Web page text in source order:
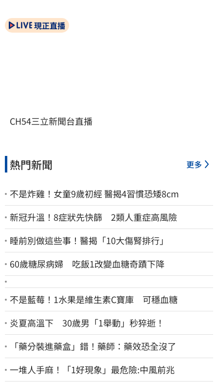
現正直播
CH54三立新聞台直播
熱門新聞 更多
不是炸雞！女童9歲初經 醫揭4習慣恐矮8cm
新冠升溫！8症狀先快篩 2類人重症高風險
睡前別做這些事！醫揭「10大傷腎排行」
60歲糖尿病婦 吃飯1改變血糖奇蹟下降
不是藍莓！1水果是維生素C寶庫 可穩血糖
炎夏高溫下 30歲男「1舉動」秒猝逝！
「藥分裝進藥盒」錯！藥師：藥效恐全沒了
一堆人手麻！「1好現象」最危險:中風前兆